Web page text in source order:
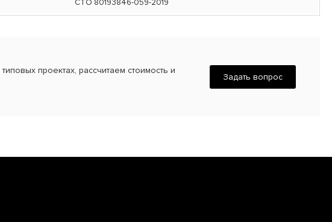
СТО 80193846-059-2019
проектах, рассчитаем стоимость и
Задать вопрос